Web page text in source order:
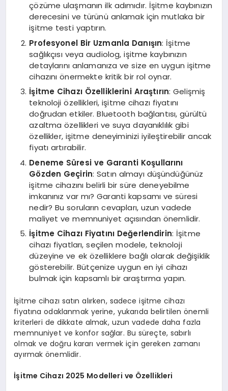
çözüme ulaşmanın ilk adımıdır. İşitme kaybınızın
derecesini ve türünü anlamak için mutlaka bir
işitme testi yaptırın.
Profesyonel Bir Uzmanla Danışın: İşitme
sağlıkçısı veya audiolog, işitme kaybınızın
detaylarını anlamanıza ve size en uygun işitme
cihazını önermekte kritik bir rol oynar.
İşitme Cihazı Özelliklerini Araştırın: Gelişmiş
teknoloji özellikleri, işitme cihazı fiyatını
doğrudan etkiler. Bluetooth bağlantısı, gürültü
azaltma özellikleri ve suya dayanıklılık gibi
özellikler, işitme deneyiminizi iyileştirebilir ancak
fiyatı artırabilir.
Deneme Süresi ve Garanti Koşullarını
Gözden Geçirin: Satın almayı düşündüğünüz
işitme cihazını belirli bir süre deneyebilme
imkanınız var mı? Garanti kapsamı ve süresi
nedir? Bu soruların cevapları, uzun vadede
maliyet ve memnuniyet açısından önemlidir.
İşitme Cihazı Fiyatını Değerlendirin: İşitme
cihazı fiyatları, seçilen modele, teknoloji
düzeyine ve ek özelliklere bağlı olarak değişiklik
gösterebilir. Bütçenize uygun en iyi cihazı
bulmak için kapsamlı bir araştırma yapın.
İşitme cihazı satın alırken, sadece işitme cihazı
fiyatına odaklanmak yerine, yukarıda belirtilen önemli
kriterleri de dikkate almak, uzun vadede daha fazla
memnuniyet ve konfor sağlar. Bu süreçte, sabırlı
olmak ve doğru kararı vermek için gereken zamanı
ayırmak önemlidir.
İşitme Cihazı 2025 Modelleri ve Özellikleri